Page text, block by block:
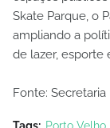
Skate Parque, o
ampliando a
de lazer, esporte
Fonte: